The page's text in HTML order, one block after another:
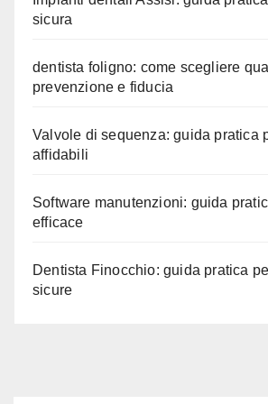
sicura
dentista foligno: come scegliere
prevenzione e fiducia
Valvole di sequenza: guida pratica
affidabili
Software manutenzioni: guida
efficace
Dentista Finocchio: guida pratica
sicure